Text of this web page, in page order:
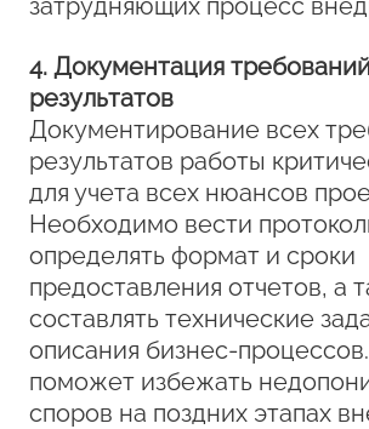
затрудняющих процесс
4. Документация
результатов
Документирование всех
результатов работы
для учета всех нюансов
Необходимо вести
определять формат и сроки
предоставления отчетов, а
составлять технические
описания бизнес-
поможет избежать
споров на поздних этапах